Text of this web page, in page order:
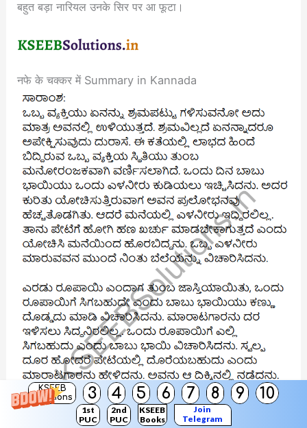
KSEEB
Solutions
3 4 5 6 7 8 9 10
1st
PUC
2nd
PUC
KSEEB
Books
Join
Telegram
बहुत बड़ा नारियल उनके सिर पर आ फूटा।
नफे के चक्कर में Summary in Kannada